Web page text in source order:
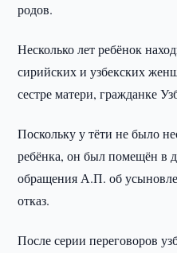
родов.
Несколько лет ребёнок
сирийских и узбекских
сестре матери, гражданке
Поскольку у тёти не было
ребёнка, он был помещён в
обращения А.П. об
отказ.
После серии переговоров